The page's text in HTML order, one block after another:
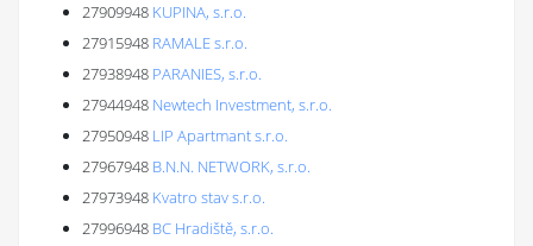
27909948 KUPINA, s.r.o.
27915948 RAMALE s.r.o.
27938948 PARANIES, s.r.o.
27944948 Newtech Investment, s.r.o.
27950948 LIP Apartmant s.r.o.
27967948 B.N.N. NETWORK, s.r.o.
27973948 Kvatro stav s.r.o.
27996948 BC Hradiště, s.r.o.